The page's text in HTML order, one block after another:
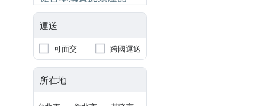
運送
可面交 跨國運送
所在地